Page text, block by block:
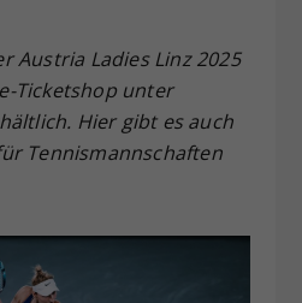
Austria Ladies Linz 2025
Ticketshop unter
Hier gibt es auch
Tennismannschaften